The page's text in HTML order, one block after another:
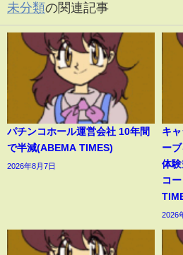
未分類の関連記事
パチンコホール運営会社 10年間
で半減(ABEMA TIMES)
2026年8月7日
キ
ー
体
コ
2026